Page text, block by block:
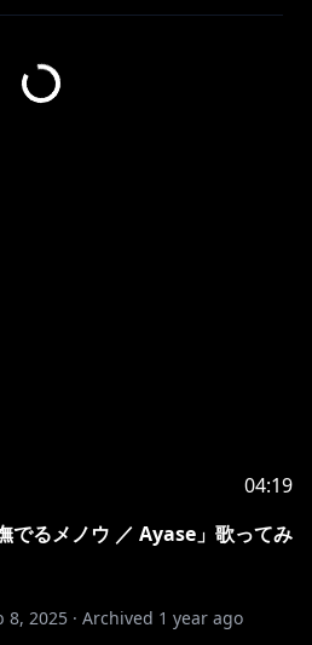
kaguramea0x0/tip
site is right here!
04:19
でるメノウ ／ Ayase」歌ってみ
8, 2025 · Archived 1 year ago